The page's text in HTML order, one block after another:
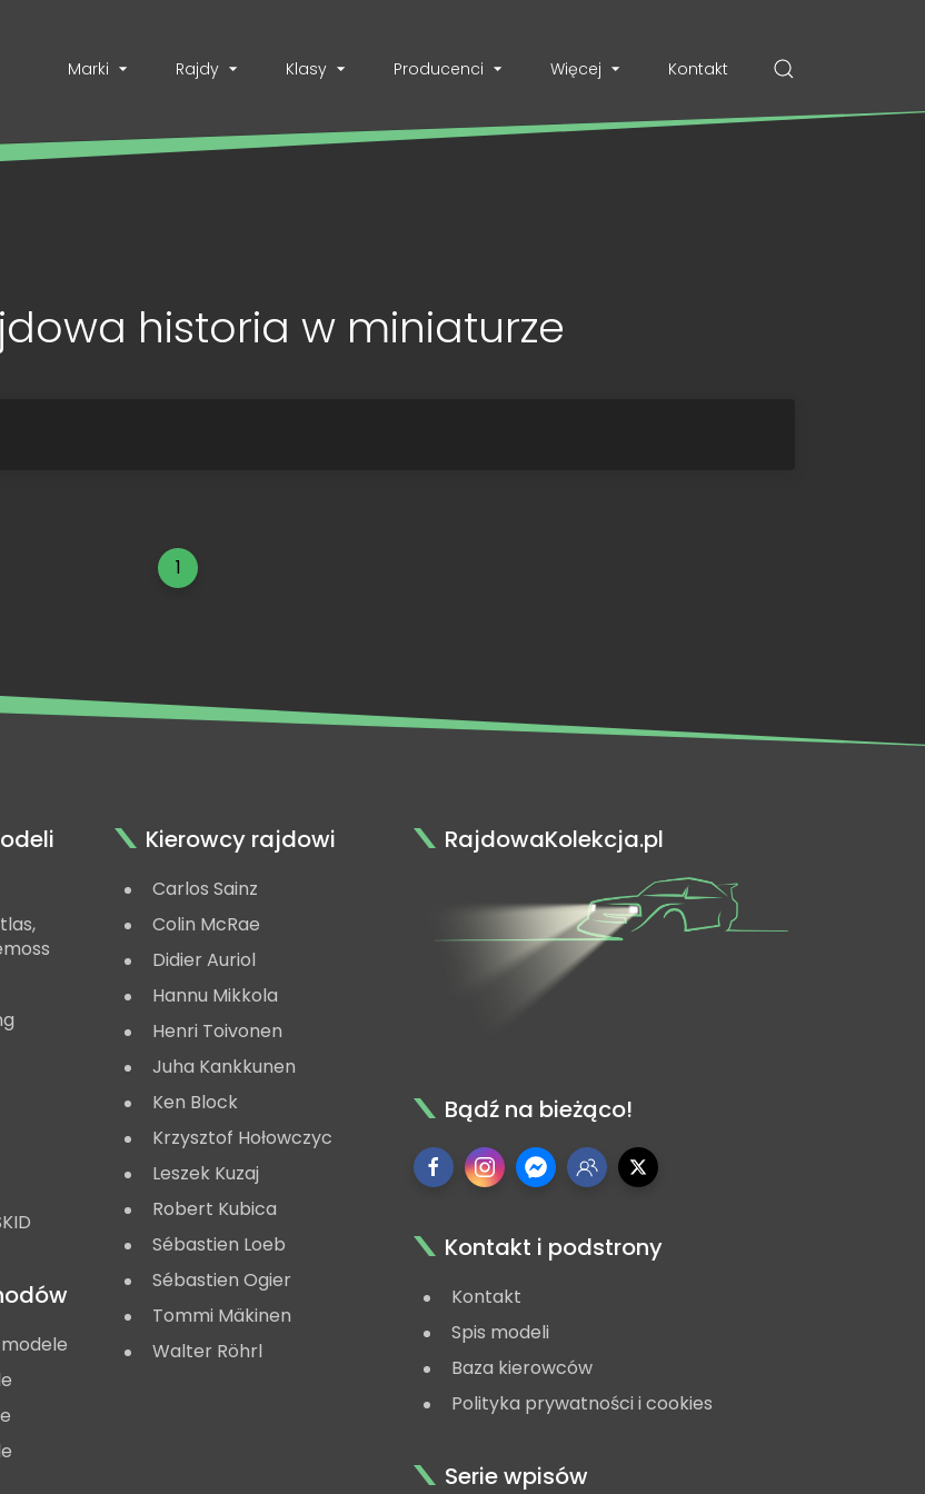
Marki Rajdy Klasy Producenci Więcej Kontakt
historia w miniaturze
1
Kierowcy rajdowi
Carlos Sainz
Colin McRae
Didier Auriol
Hannu Mikkola
Henri Toivonen
Juha Kankkunen
Ken Block
Krzysztof Hołowczyc
Leszek Kuzaj
Robert Kubica
Sébastien Loeb
Sébastien Ogier
Tommi Mäkinen
Walter Röhrl
RajdowaKolekcja.pl
Bądź na bieżąco!
Kontakt i podstrony
Kontakt
Spis modeli
Baza kierowców
Polityka prywatności i cookies
Serie wpisów